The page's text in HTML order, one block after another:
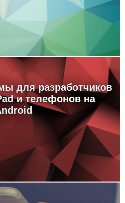
для разработчиков
и телефонов на